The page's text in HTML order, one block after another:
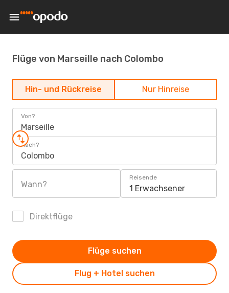
Flüge von Marseille nach Colombo
Hin- und Rückreise Nur Hinreise
Von?
Marseille
Nach?
Colombo
Wann?
Reisende
1 Erwachsener
Direktflüge
Flug + Hotel suchen
Flüge suchen